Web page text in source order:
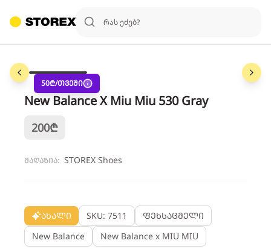
50₾/თვეში
New Balance X Miu Miu 530 Gray
200₾
მაღაზია: STOREX Shoes
ახალი SKU: 7511
ფეხსაცმელი
New Balance
New Balance x MIU MIU